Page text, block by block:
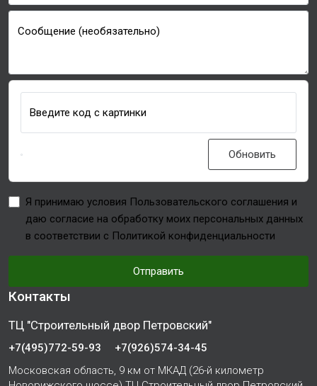
Сообщение (необязательно)
Введите код с картинки
Обновить
Я принимаю условия Пользовательского соглашения и
даю согласие на обработку моих персональных данных
в соответствии с Политикой конфиденциальности
Отправить
Контакты
ТЦ "Строительный двор Петровский"
+7(495)772-59-93
+7(926)574-34-45
Московская область, 9 км от МКАД (26-й километр